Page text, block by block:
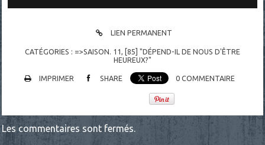
LIEN PERMANENT
CATÉGORIES : =>SAISON. 11, [85] "DÉPEND-IL DE NOUS D'ÊTRE
HEUREUX?"
IMPRIMER SHARE 0 COMMENTAIRE
Les commentaires sont fermés.